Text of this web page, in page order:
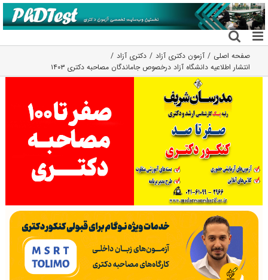
رفتن
به
محتوا
صفحه اصلی آزمون دکتری آزاد
دکتری آزاد
انتشار اطلاعیه دانشگاه آزاد درخصوص جاماندگان مصاحبه دکتری ۱۴۰۳